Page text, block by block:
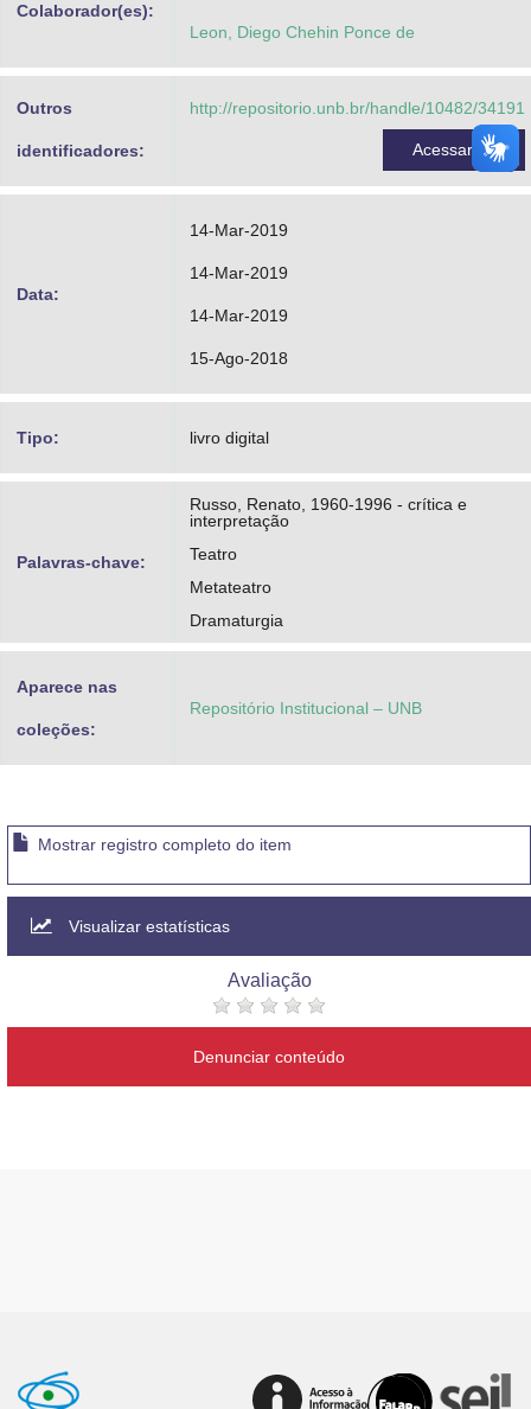
Colaborador(es):
Leon, Diego Chehin Ponce de
Outros
identificadores:
http://repositorio.unb.br/handle/10482/34191
Acessar
Data:
14-Mar-2019
14-Mar-2019
14-Mar-2019
15-Ago-2018
Tipo: livro digital
Palavras-chave:
Russo, Renato, 1960-1996 - crítica e
interpretação
Teatro
Metateatro
Dramaturgia
Aparece nas
coleções:
Repositório Institucional – UNB
Mostrar registro completo do item
Visualizar estatísticas
Avaliação
Denunciar conteúdo